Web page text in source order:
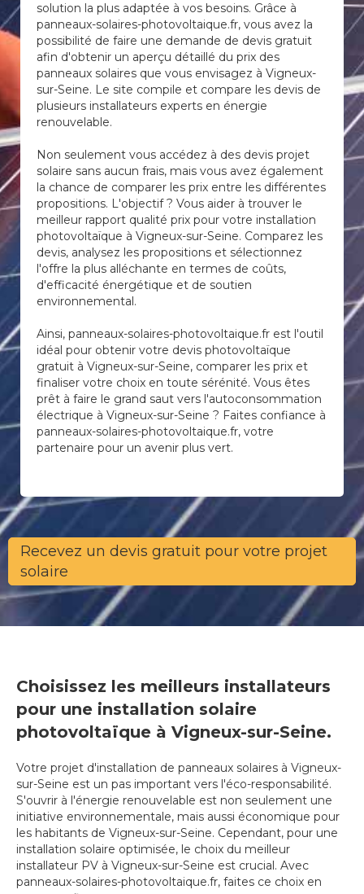
solution la plus adaptée à vos besoins. Grâce à
panneaux-solaires-photovoltaique.fr, vous avez la
possibilité de faire une demande de devis gratuit
afin d'obtenir un aperçu détaillé du prix des
panneaux solaires que vous envisagez à Vigneux-
sur-Seine. Le site compile et compare les devis de
plusieurs installateurs experts en énergie
renouvelable.
Non seulement vous accédez à des devis projet
solaire sans aucun frais, mais vous avez également
la chance de comparer les prix entre les différentes
propositions. L'objectif ? Vous aider à trouver le
meilleur rapport qualité prix pour votre installation
photovoltaïque à Vigneux-sur-Seine. Comparez les
devis, analysez les propositions et sélectionnez
l'offre la plus alléchante en termes de coûts,
d'efficacité énergétique et de soutien
environnemental.
Ainsi, panneaux-solaires-photovoltaique.fr est l'outil
idéal pour obtenir votre devis photovoltaïque
gratuit à Vigneux-sur-Seine, comparer les prix et
finaliser votre choix en toute sérénité. Vous êtes
prêt à faire le grand saut vers l'autoconsommation
électrique à Vigneux-sur-Seine ? Faites confiance à
panneaux-solaires-photovoltaique.fr, votre
partenaire pour un avenir plus vert.
Recevez un devis gratuit pour votre projet
solaire
Choisissez les meilleurs installateurs
pour une installation solaire
photovoltaïque à Vigneux-sur-Seine.
Votre projet d'installation de panneaux solaires à Vigneux-
sur-Seine est un pas important vers l'éco-responsabilité.
S'ouvrir à l'énergie renouvelable est non seulement une
initiative environnementale, mais aussi économique pour
les habitants de Vigneux-sur-Seine. Cependant, pour une
installation solaire optimisée, le choix du meilleur
installateur PV à Vigneux-sur-Seine est crucial. Avec
panneaux-solaires-photovoltaique.fr, faites ce choix en